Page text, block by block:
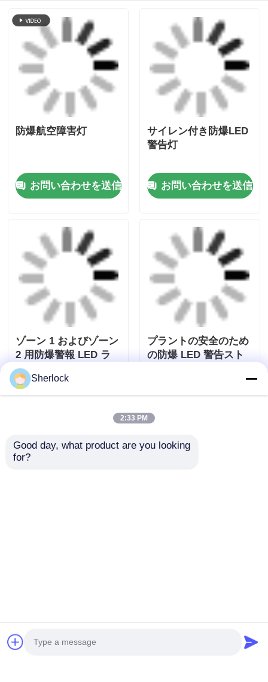
推薦されたプロダクト
防爆航空障害灯
お問い合わせを送信
サイレン付き防爆LED
警告灯
お問い合わせを送信
ゾーン 1 およびゾーン
2 用防爆警報 LED ラ
プラントの安全のため
カスタマイズ可能な防
ATEX 石油・ガス、化
Sherlock
2:33 PM
Good day, what product are you looking
for?